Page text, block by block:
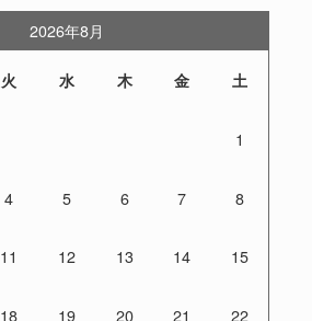
2026年8月
火 水 木 金 土
1
4 5 6 7 8
11 12 13 14 15
18 19 20 21 22